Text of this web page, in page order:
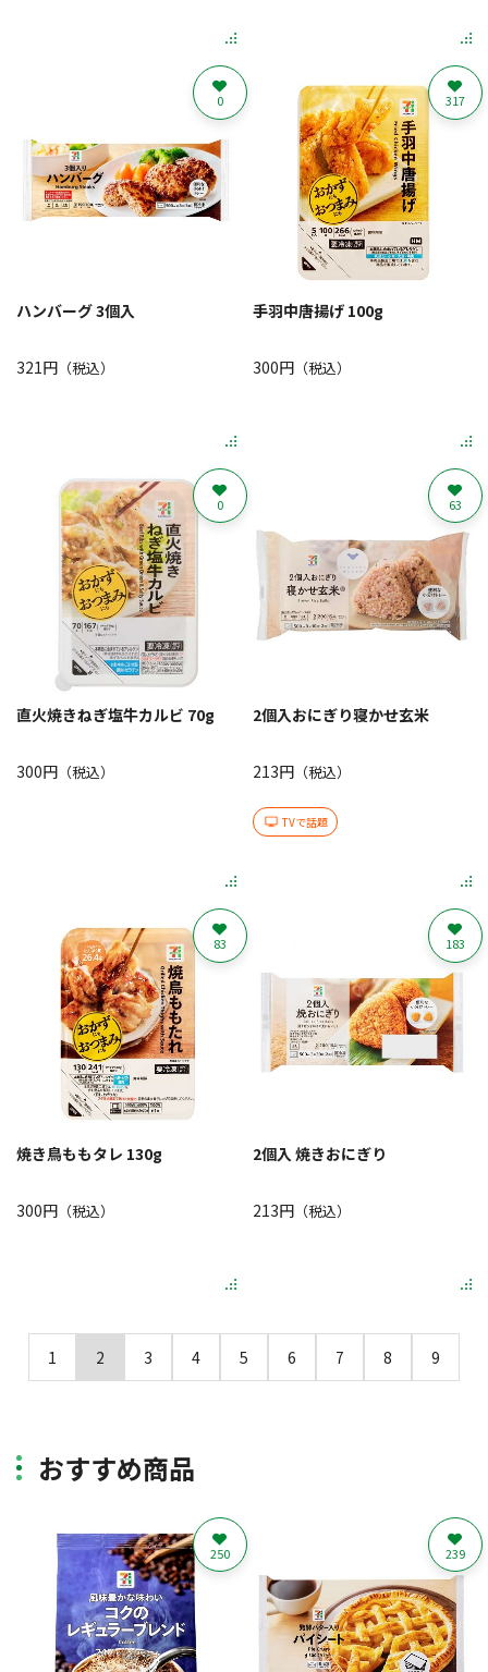
ハンバーグ 3個入
321円 （税込）
0
手羽中唐揚げ 100g
300円（税込）
317
直火焼きねぎ塩牛カルビ 70g
300円 （税込）
0
2個入おにぎり寝かせ玄米
213円（税込）
TVで話題
63
焼き鳥ももタレ 130g
300円 （税込）
83
2個入 焼きおにぎり
213円（税込）
183
1 2 3 4 5 6 7 8 9
おすすめ商品
250 239